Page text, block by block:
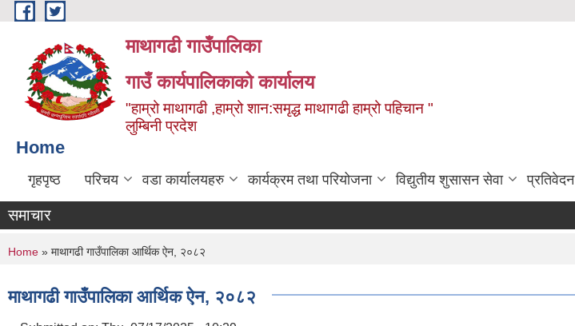
Skip to main content
माथागढी गाउँपालिका
गाउँ कार्यपालिकाको कार्यालय
"हाम्रो माथागढी ,हाम्रो शान:समृद्ध माथागढी हाम्रो पहिचान "
लुम्बिनी प्रदेश
Home
गृहपृष्ठ परिचय वडा कार्यालयहरु कार्यक्रम तथा परियोजना विद्युतीय शुसासन सेवा प्रतिवेदन
समाचार
You are here
Home » माथागढी गाउँपालिका आर्थिक ऐन, २०८२
माथागढी गाउँपालिका आर्थिक ऐन, २०८२